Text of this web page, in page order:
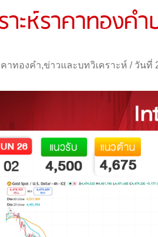
าะห์ราคาทอง
าทองคำ,ข่าวและบทวิเคราะห์ / วันที่